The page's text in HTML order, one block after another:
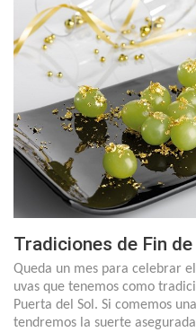
Tradiciones de Fin
Queda un mes para celebrar
uvas que tenemos como
Puerta del Sol. Si comemos
tendremos la suerte